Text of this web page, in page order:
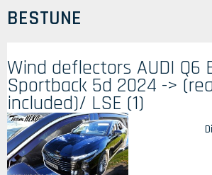
BESTUNE
Wind deflectors AUDI Q6
Sportback 5d 2024 ->
included)/ LSE (1)